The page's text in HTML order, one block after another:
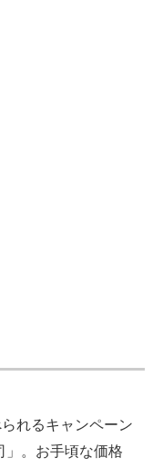
れるキャンペーン
」。お手頃な価格